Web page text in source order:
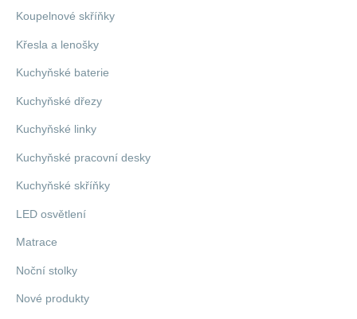
Koupelnové skříňky
Křesla a lenošky
Kuchyňské baterie
Kuchyňské dřezy
Kuchyňské linky
Kuchyňské pracovní desky
Kuchyňské skříňky
LED osvětlení
Matrace
Noční stolky
Nové produkty